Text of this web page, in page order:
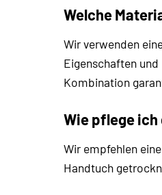
Welche
Wir verwenden
Eigenschaften
Kombination
Wie pflege ich
Wir empfehlen
Handtuch